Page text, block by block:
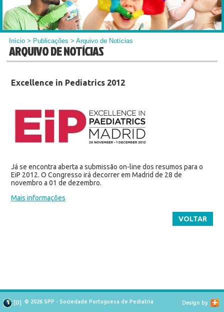
Início > Publicações > Arquivo de Notícias
ARQUIVO DE NOTÍCIAS
Excellence in Pediatrics 2012
Já se encontra aberta a submissão on-line dos resumos para o
EiP 2012. O Congresso irá decorrer em Madrid de 28 de
novembro a 01 de dezembro.
Mais informações
VOLTAR
[D] © 2026 SPP - Sociedade Portuguesa de Pediatria